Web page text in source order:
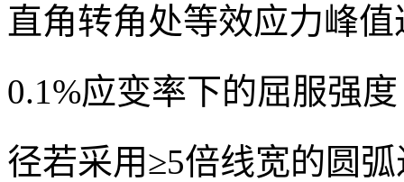
直角转角处等效应力峰
0.1%应变率下的屈服强
径若采用≥5倍线宽的圆